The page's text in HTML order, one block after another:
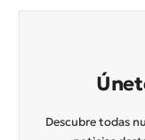
Descubre todas